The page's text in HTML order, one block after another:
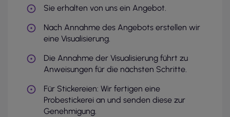
Sie erhalten von uns ein Angebot.
Nach Annahme des Angebots erstellen wir
eine Visualisierung.
Die Annahme der Visualisierung führt zu
Anweisungen für die nächsten Schritte.
Für Stickereien: Wir fertigen eine
Probestickerei an und senden diese zur
Genehmigung.